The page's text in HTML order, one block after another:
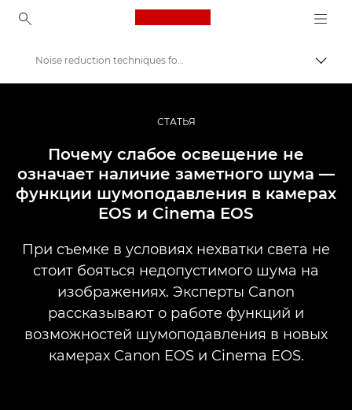
Canon Logo, back to
Профессиональная фото- и видеосъемка
Истории
Noise reduction techniques for shooting in low light
СТАТЬЯ
Почему слабое освещение не
означает наличие заметного шума —
функции шумоподавления в камерах
EOS и Cinema EOS
При съемке в условиях нехватки света не
стоит бояться недопустимого шума на
изображениях. Эксперты Canon
рассказывают о работе функций и
возможностей шумоподавления в новых
камерах Canon EOS и Cinema EOS.